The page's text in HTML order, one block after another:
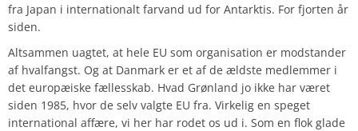
fra Japan i internationalt farvand ud for Antarktis. For fjorten år
siden.
Altsammen uagtet, at hele EU som organisation er modstander
af hvalfangst. Og at Danmark er et af de ældste medlemmer i
det europæiske fællesskab. Hvad Grønland jo ikke har været
siden 1985, hvor de selv valgte EU fra. Virkelig en speget
international affære, vi her har rodet os ud i. Som en flok glade